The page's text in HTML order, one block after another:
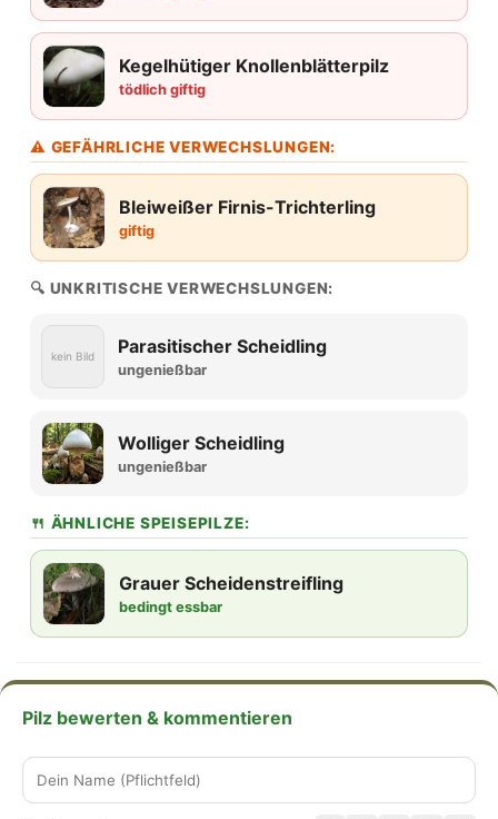
Kegelhütiger Knollenblätterpilz
tödlich giftig
⚠ GEFÄHRLICHE VERWECHSLUNGEN:
Bleiweißer Firnis-Trichterling
giftig
🔍 UNKRITISCHE VERWECHSLUNGEN:
kein Bild Parasitischer Scheidling
ungenießbar
Wolliger Scheidling
ungenießbar
🍴 ÄHNLICHE SPEISEPILZE:
Grauer Scheidenstreifling
bedingt essbar
Pilz bewerten & kommentieren